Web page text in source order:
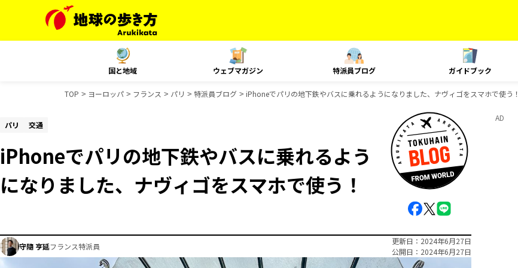
国と地域 ウェブマガジン 特派員ブログ ガイドブック
TOP ヨーロッパ フランス パリ 特派員ブログ iPhoneでパリの地下鉄やバスに乗れるようになりました、ナヴィゴをスマホで使う！
パリ 交通
iPhoneでパリの地下鉄やバスに乗れるよう
になりました、ナヴィゴをスマホで使う！
守隨 亨延フランス特派員
更新日
2024年6月27日
公開日
2024年6月27日
AD